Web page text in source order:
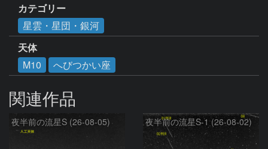
カテゴリー
星雲・星団・銀河
天体
M10
へびつかい座
関連作品
夜半前の流星S (26-08-05) 夜半前の流星S-1 (26-08-02)